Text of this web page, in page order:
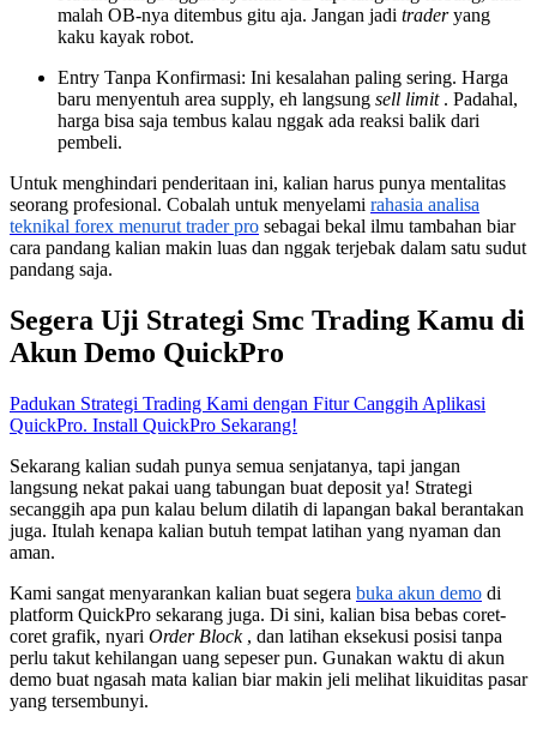
malah OB-nya ditembus gitu aja. Jangan jadi trader yang
kaku kayak robot.
Entry Tanpa Konfirmasi: Ini kesalahan paling sering. Harga
baru menyentuh area supply, eh langsung sell limit . Padahal,
harga bisa saja tembus kalau nggak ada reaksi balik dari
pembeli.
Untuk menghindari penderitaan ini, kalian harus punya mentalitas
seorang profesional. Cobalah untuk menyelami rahasia analisa
teknikal forex menurut trader pro sebagai bekal ilmu tambahan biar
cara pandang kalian makin luas dan nggak terjebak dalam satu sudut
pandang saja.
Segera Uji Strategi Smc Trading Kamu di
Akun Demo QuickPro
Padukan Strategi Trading Kami dengan Fitur Canggih Aplikasi
QuickPro. Install QuickPro Sekarang!
Sekarang kalian sudah punya semua senjatanya, tapi jangan
langsung nekat pakai uang tabungan buat deposit ya! Strategi
secanggih apa pun kalau belum dilatih di lapangan bakal berantakan
juga. Itulah kenapa kalian butuh tempat latihan yang nyaman dan
aman.
Kami sangat menyarankan kalian buat segera buka akun demo di
platform QuickPro sekarang juga. Di sini, kalian bisa bebas coret-
coret grafik, nyari Order Block , dan latihan eksekusi posisi tanpa
perlu takut kehilangan uang sepeser pun. Gunakan waktu di akun
demo buat ngasah mata kalian biar makin jeli melihat likuiditas pasar
yang tersembunyi.